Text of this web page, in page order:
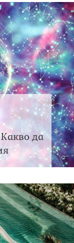
да